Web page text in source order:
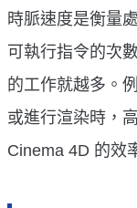
時脈速度是衡量
可執行指令的次
的工作就越多。
或進行渲染時，
Cinema 4D 的效